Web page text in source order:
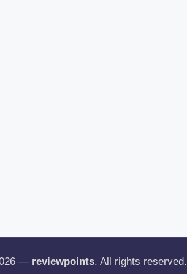
— reviewpoints. All rights reserved.